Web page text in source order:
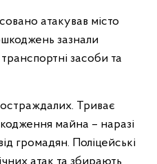
атакував місто
зазнали
засоби та
Триває
майна – наразі
громадян. Поліцейські